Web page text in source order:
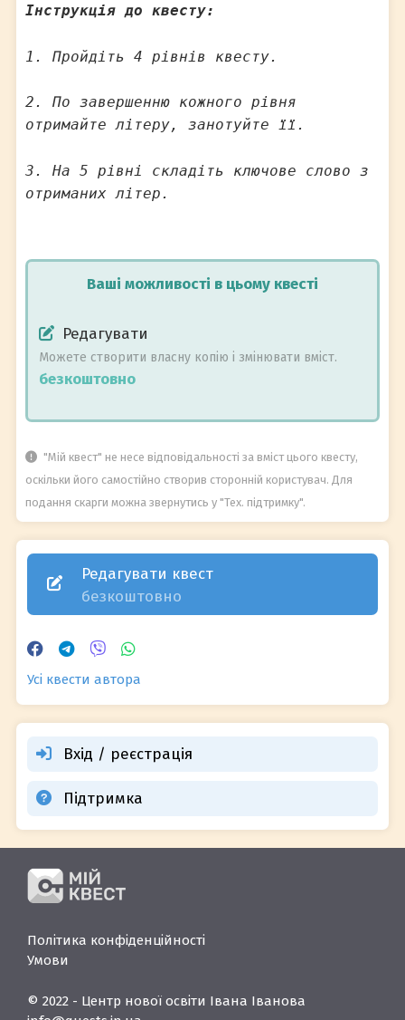
Інструкція до квесту:
1. Пройдіть 4 рівнів квесту.
2. По завершенню кожного рівня
отримайте літеру, занотуйте її.
3. На 5 рівні складіть ключове слово з
отриманих літер.
Ваші можливості в цьому квесті
Редагувати
Можете створити власну копію і змінювати вміст.
безкоштовно
"Мій квест" не несе відповідальності за вміст цього квесту,
оскільки його самостійно створив сторонній користувач. Для
подання скарги можна звернутись у "Тех. підтримку".
Редагувати квест
безкоштовно
Усі квести автора
Вхід / реєстрація
Підтримка
Політика конфіденційності
Умови
© 2022 - Центр нової освіти Івана Іванова